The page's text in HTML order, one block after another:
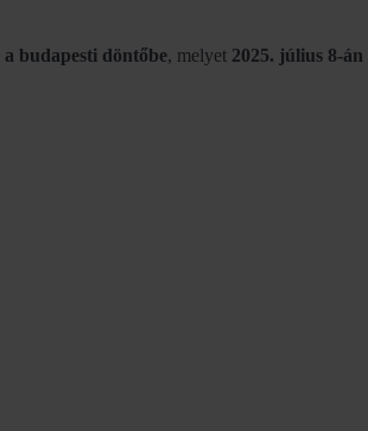
budapesti döntőbe, melyet 2025. július 8-án